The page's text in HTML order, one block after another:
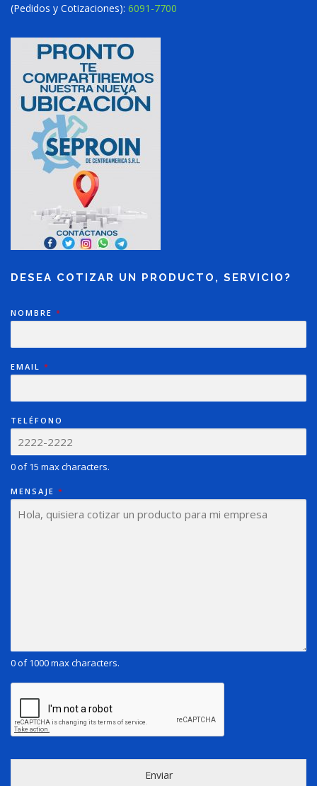
(Pedidos y Cotizaciones): 6091-7700
DESEA COTIZAR UN PRODUCTO, SERVICIO?
NOMBRE *
EMAIL *
TELÉFONO
0 of 15 max characters.
MENSAJE *
0 of 1000 max characters.
Enviar